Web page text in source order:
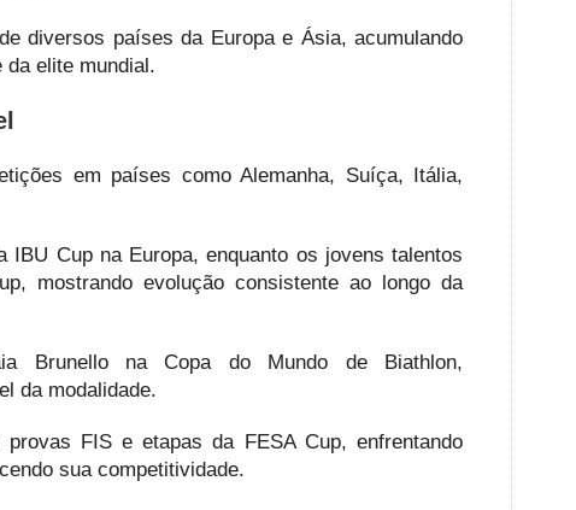
diversos países da Europa e Ásia, acumulando
elite mundial.
em países como Alemanha, Suíça, Itália,
Cup na Europa, enquanto os jovens talentos
mostrando evolução consistente ao longo da
Brunello na Copa do Mundo de Biathlon,
da modalidade.
FIS e etapas da FESA Cup, enfrentando
sua competitividade.